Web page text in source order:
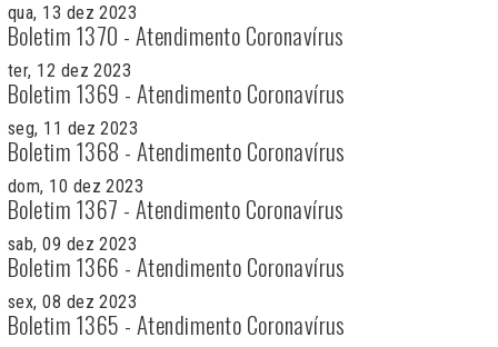
qua, 13 dez 2023
Boletim 1370 - Atendimento Coronavírus
ter, 12 dez 2023
Boletim 1369 - Atendimento Coronavírus
seg, 11 dez 2023
Boletim 1368 - Atendimento Coronavírus
dom, 10 dez 2023
Boletim 1367 - Atendimento Coronavírus
sab, 09 dez 2023
Boletim 1366 - Atendimento Coronavírus
sex, 08 dez 2023
Boletim 1365 - Atendimento Coronavírus